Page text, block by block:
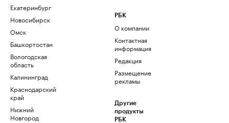
Екатеринбург
Новосибирск
Омск
Башкортостан
Вологодская
область
Калининград
Краснодарский
край
Нижний
Новгород
РБК
О компании
Контактная
информация
Редакция
Размещение
рекламы
Другие
продукты
РБК